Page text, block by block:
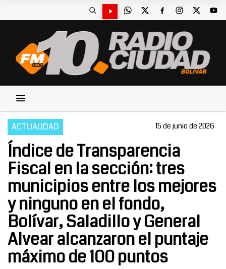
ACTUALIDAD 15 de junio de 2026
Índice de Transparencia
Fiscal en la sección: tres
municipios entre los mejores
y ninguno en el fondo,
Bolívar, Saladillo y General
Alvear alcanzaron el puntaje
máximo de 100 puntos